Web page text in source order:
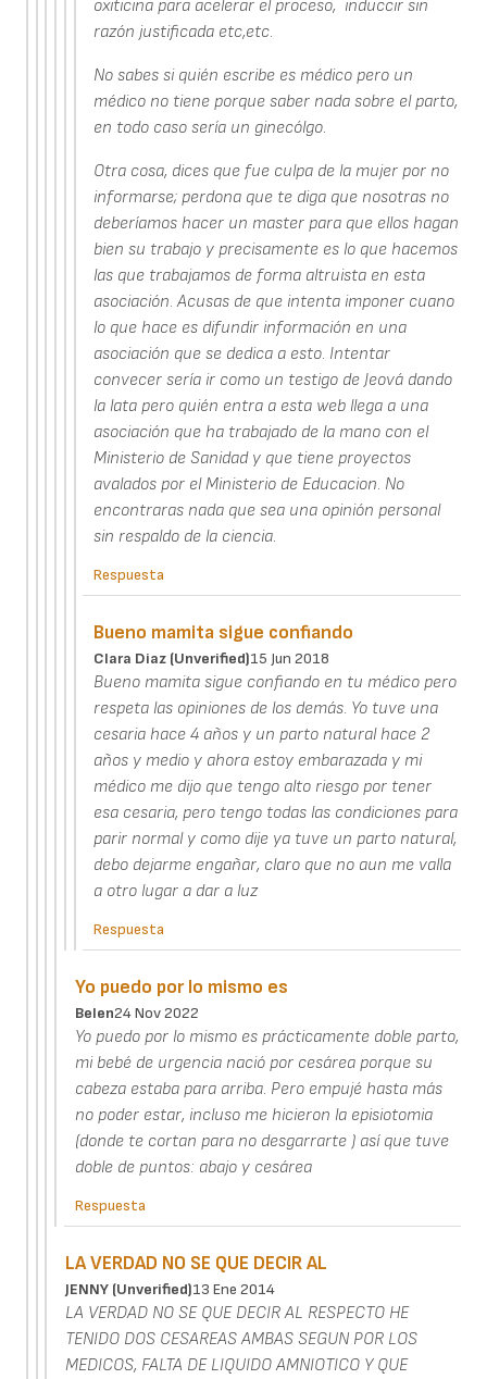
oxiticina para acelerar el proceso, induccir sin
razón justificada etc,etc.
No sabes si quién escribe es médico pero un
médico no tiene porque saber nada sobre el parto,
en todo caso sería un ginecólgo.
Otra cosa, dices que fue culpa de la mujer por no
informarse; perdona que te diga que nosotras no
deberíamos hacer un master para que ellos hagan
bien su trabajo y precisamente es lo que hacemos
las que trabajamos de forma altruista en esta
asociación. Acusas de que intenta imponer cuano
lo que hace es difundir información en una
asociación que se dedica a esto. Intentar
convecer sería ir como un testigo de Jeová dando
la lata pero quién entra a esta web llega a una
asociación que ha trabajado de la mano con el
Ministerio de Sanidad y que tiene proyectos
avalados por el Ministerio de Educacion. No
encontraras nada que sea una opinión personal
sin respaldo de la ciencia.
Respuesta
Bueno mamita sigue confiando
Clara Diaz (unverified)15 Jun 2018
Bueno mamita sigue confiando en tu médico pero
respeta las opiniones de los demás. Yo tuve una
cesaria hace 4 años y un parto natural hace 2
años y medio y ahora estoy embarazada y mi
médico me dijo que tengo alto riesgo por tener
esa cesaria, pero tengo todas las condiciones para
parir normal y como dije ya tuve un parto natural,
debo dejarme engañar, claro que no aun me valla
a otro lugar a dar a luz
Respuesta
Yo puedo por lo mismo es
Belen24 Nov 2022
Yo puedo por lo mismo es prácticamente doble parto,
mi bebé de urgencia nació por cesárea porque su
cabeza estaba para arriba. Pero empujé hasta más
no poder estar, incluso me hicieron la episiotomia
(donde te cortan para no desgarrarte ) así que tuve
doble de puntos: abajo y cesárea
Respuesta
LA VERDAD NO SE QUE DECIR AL
JENNY (unverified)13 Ene 2014
LA VERDAD NO SE QUE DECIR AL RESPECTO HE
TENIDO DOS CESAREAS AMBAS SEGUN POR LOS
MEDICOS, FALTA DE LIQUIDO AMNIOTICO Y QUE